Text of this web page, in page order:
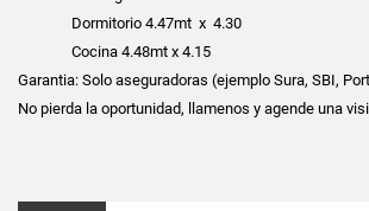
Dormitorio 4.47mt x 4.30
Cocina 4.48mt x 4.15
Garantia: Solo aseguradoras (ejemplo Sura, SBI,
No pierda la oportunidad, llamenos y agende una